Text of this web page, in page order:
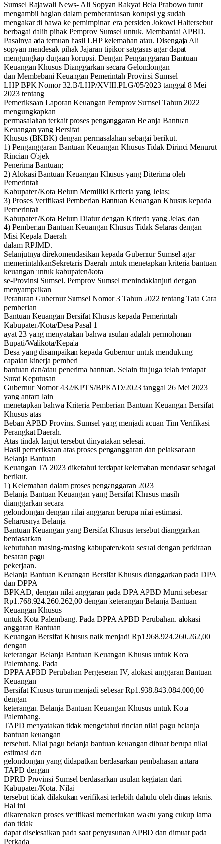
Sumsel Rajawali News- Ali Sopyan Rakyat Bela Prabowo turut
mengambil bagian dalam pemberantasan korupsi yg sudah
mengakar di bawa ke pemimpinan era persiden Jokowi Haltersebut
berbagai dalih pihak Pemprov Sumsel untuk. Membantai APBD.
Pasalnya ada temuan hasil LHP kelemahan atau. Disengaja Ali
sopyan mendesak pihak Jajaran tipikor satgasus agar dapat
mengungkap dugaan korupsi. Dengan Penganggaran Bantuan
Keuangan Khusus Dianggarkan secara Gelondongan
dan Membebani Keuangan Pemerintah Provinsi Sumsel
LHP BPK Nomor 32.B/LHP/XVIII.PLG/05/2023 tanggal 8 Mei
2023 tentang
Pemeriksaan Laporan Keuangan Pemprov Sumsel Tahun 2022
mengungkapkan
permasalahan terkait proses penganggaran Belanja Bantuan
Keuangan yang Bersifat
Khusus (BKBK) dengan permasalahan sebagai berikut.
1) Penganggaran Bantuan Keuangan Khusus Tidak Dirinci Menurut
Rincian Objek
Penerima Bantuan;
2) Alokasi Bantuan Keuangan Khusus yang Diterima oleh
Pemerintah
Kabupaten/Kota Belum Memiliki Kriteria yang Jelas;
3) Proses Verifikasi Pemberian Bantuan Keuangan Khusus kepada
Pemerintah
Kabupaten/Kota Belum Diatur dengan Kriteria yang Jelas; dan
4) Pemberian Bantuan Keuangan Khusus Tidak Selaras dengan
Misi Kepala Daerah
dalam RPJMD.
Selanjutnya direkomendasikan kepada Gubernur Sumsel agar
memerintahkanSekretaris Daerah untuk menetapkan kriteria bantuan
keuangan untuk kabupaten/kota
se-Provinsi Sumsel. Pemprov Sumsel menindaklanjuti dengan
menyampaikan
Peraturan Gubernur Sumsel Nomor 3 Tahun 2022 tentang Tata Cara
pemberian
Bantuan Keuangan Bersifat Khusus kepada Pemerintah
Kabupaten/Kota/Desa Pasal 1
ayat 23 yang menyatakan bahwa usulan adalah permohonan
Bupati/Walikota/Kepala
Desa yang disampaikan kepada Gubernur untuk mendukung
capaian kinerja pemberi
bantuan dan/atau penerima bantuan. Selain itu juga telah terdapat
Surat Keputusan
Gubernur Nomor 432/KPTS/BPKAD/2023 tanggal 26 Mei 2023
yang antara lain
menetapkan bahwa Kriteria Pemberian Bantuan Keuangan Bersifat
Khusus atas
Beban APBD Provinsi Sumsel yang menjadi acuan Tim Verifikasi
Perangkat Daerah.
Atas tindak lanjut tersebut dinyatakan selesai.
Hasil pemeriksaan atas proses penganggaran dan pelaksanaan
Belanja Bantuan
Keuangan TA 2023 diketahui terdapat kelemahan mendasar sebagai
berikut.
1) Kelemahan dalam proses penganggaran 2023
Belanja Bantuan Keuangan yang Bersifat Khusus masih
dianggarkan secara
gelondongan dengan nilai anggaran berupa nilai estimasi.
Seharusnya Belanja
Bantuan Keuangan yang Bersifat Khusus tersebut dianggarkan
berdasarkan
kebutuhan masing-masing kabupaten/kota sesuai dengan perkiraan
besaran pagu
pekerjaan.
Belanja Bantuan Keuangan Bersifat Khusus dianggarkan pada DPA
dan DPPA
BPKAD, dengan nilai anggaran pada DPA APBD Murni sebesar
Rp1.768.924.260.262,00 dengan keterangan Belanja Bantuan
Keuangan Khusus
untuk Kota Palembang. Pada DPPA APBD Perubahan, alokasi
anggaran Bantuan
Keuangan Bersifat Khusus naik menjadi Rp1.968.924.260.262,00
dengan
keterangan Belanja Bantuan Keuangan Khusus untuk Kota
Palembang. Pada
DPPA APBD Perubahan Pergeseran IV, alokasi anggaran Bantuan
Keuangan
Bersifat Khusus turun menjadi sebesar Rp1.938.843.084.000,00
dengan
keterangan Belanja Bantuan Keuangan Khusus untuk Kota
Palembang.
TAPD menyatakan tidak mengetahui rincian nilai pagu belanja
bantuan keuangan
tersebut. Nilai pagu belanja bantuan keuangan dibuat berupa nilai
estimasi dan
gelondongan yang didapatkan berdasarkan pembahasan antara
TAPD dengan
DPRD Provinsi Sumsel berdasarkan usulan kegiatan dari
Kabupaten/Kota. Nilai
tersebut tidak dilakukan verifikasi terlebih dahulu oleh dinas teknis.
Hal ini
dikarenakan proses verifikasi memerlukan waktu yang cukup lama
dan tidak
dapat diselesaikan pada saat penyusunan APBD dan dimuat pada
Perkada